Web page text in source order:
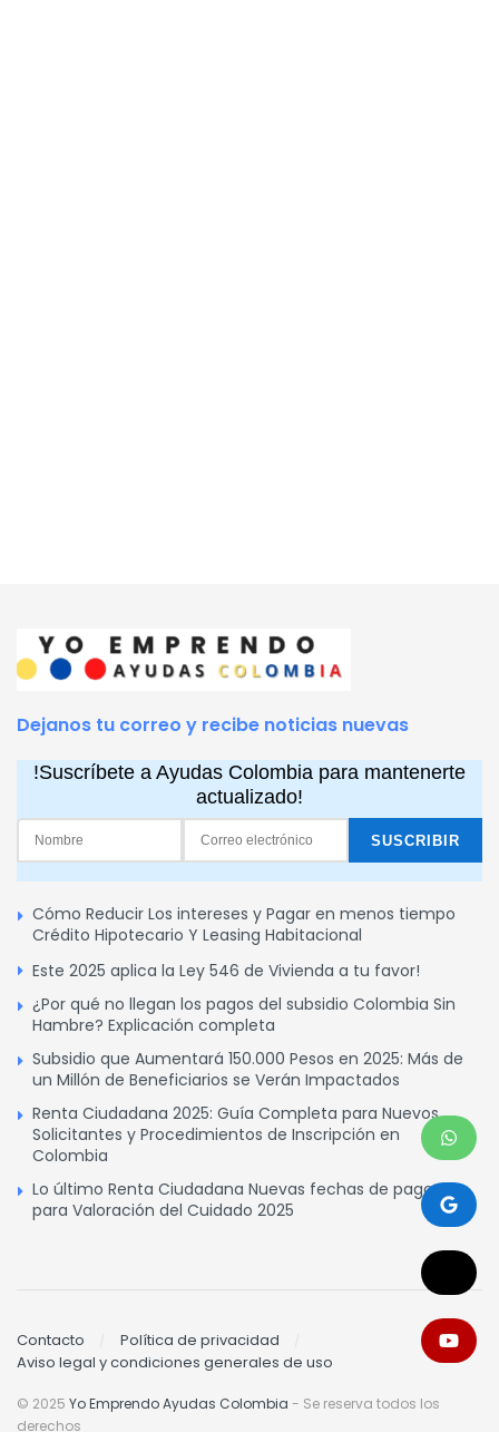
Dejanos tu correo y recibe noticias nuevas
!Suscríbete a Ayudas Colombia para mantenerte
actualizado!
Cómo Reducir Los intereses y Pagar en menos tiempo
Crédito Hipotecario Y Leasing Habitacional
Este 2025 aplica la Ley 546 de Vivienda a tu favor!
¿Por qué no llegan los pagos del subsidio Colombia Sin
Hambre? Explicación completa
Subsidio que Aumentará 150.000 Pesos en 2025: Más de
un Millón de Beneficiarios se Verán Impactados
Renta Ciudadana 2025: Guía Completa para Nuevos
Solicitantes y Procedimientos de Inscripción en
Colombia
Lo último Renta Ciudadana Nuevas fechas de pagos
para Valoración del Cuidado 2025
Contacto
Política de privacidad
Aviso legal y condiciones generales de uso
© 2025 Yo Emprendo Ayudas Colombia - Se reserva todos los
derechos